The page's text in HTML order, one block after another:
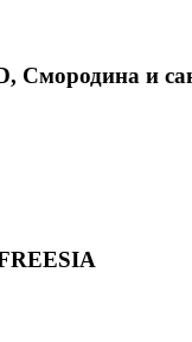
Смородина и